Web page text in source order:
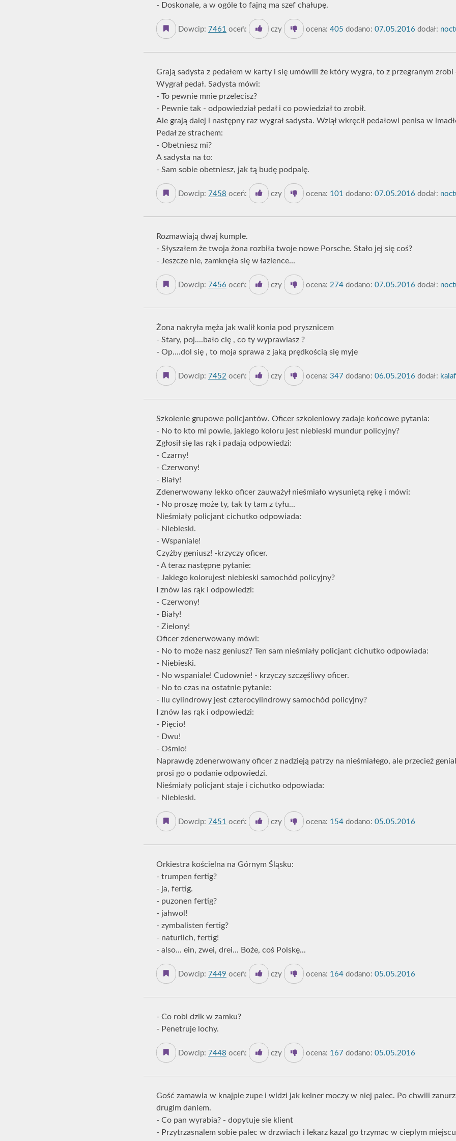
- Doskonale, a w ogóle to fajną ma szef chałupę.
Dowcip: 7461 oceń: czy ocena: 405 dodano: 07.05.2016 dodał:
Grają sadysta z pedałem w karty i się umówili że który wygra, to z przegranym zrobi
Wygrał pedał. Sadysta mówi:
- To pewnie mnie przelecisz?
- Pewnie tak - odpowiedział pedał i co powiedział to zrobił.
Ale grają dalej i następny raz wygrał sadysta. Wziął wkręcił pedałowi penisa w
Pedał ze strachem:
- Obetniesz mi?
A sadysta na to:
- Sam sobie obetniesz, jak tą budę podpalę.
Dowcip: 7458 oceń: czy ocena: 101 dodano: 07.05.2016 dodał:
Rozmawiają dwaj kumple.
- Słyszałem że twoja żona rozbiła twoje nowe Porsche. Stało jej się coś?
- Jeszcze nie, zamknęła się w łazience...
Dowcip: 7456 oceń: czy ocena: 274 dodano: 07.05.2016 dodał:
Żona nakryła męża jak walił konia pod prysznicem
- Stary, poj....bało cię , co ty wyprawiasz ?
- Op....dol się , to moja sprawa z jaką prędkością się myje
Dowcip: 7452 oceń: czy ocena: 347 dodano: 06.05.2016 dodał:
Szkolenie grupowe policjantów. Oficer szkoleniowy zadaje końcowe pytania:
- No to kto mi powie, jakiego koloru jest niebieski mundur policyjny?
Zgłosił się las rąk i padają odpowiedzi:
- Czarny!
- Czerwony!
- Biały!
Zdenerwowany lekko oficer zauważył nieśmiało wysuniętą rękę i mówi:
- No proszę może ty, tak ty tam z tyłu...
Nieśmiały policjant cichutko odpowiada:
- Niebieski.
- Wspaniale!
Czyżby geniusz! -krzyczy oficer.
- A teraz następne pytanie:
- Jakiego kolorujest niebieski samochód policyjny?
I znów las rąk i odpowiedzi:
- Czerwony!
- Biały!
- Zielony!
Oficer zdenerwowany mówi:
- No to może nasz geniusz? Ten sam nieśmiały policjant cichutko odpowiada:
- Niebieski.
- No wspaniale! Cudownie! - krzyczy szczęśliwy oficer.
- No to czas na ostatnie pytanie:
- Ilu cylindrowy jest czterocylindrowy samochód policyjny?
I znów las rąk i odpowiedzi:
- Pięcio!
- Dwu!
- Ośmio!
Naprawdę zdenerwowany oficer z nadzieją patrzy na nieśmiałego, ale przecież
prosi go o podanie odpowiedzi.
Nieśmiały policjant staje i cichutko odpowiada:
- Niebieski.
Dowcip: 7451 oceń: czy ocena: 154 dodano: 05.05.2016
Orkiestra kościelna na Górnym Śląsku:
- trumpen fertig?
- ja, fertig.
- puzonen fertig?
- jahwol!
- zymbalisten fertig?
- naturlich, fertig!
- also... ein, zwei, drei... Boże, coś Polskę...
Dowcip: 7449 oceń: czy ocena: 164 dodano: 05.05.2016
- Co robi dzik w zamku?
- Penetruje lochy.
Dowcip: 7448 oceń: czy ocena: 167 dodano: 05.05.2016
Gość zamawia w knajpie zupe i widzi jak kelner moczy w niej palec. Po chwili
drugim daniem.
- Co pan wyrabia? - dopytuje sie klient
- Przytrzasnalem sobie palec w drzwiach i lekarz kazal go trzymac w cieplym